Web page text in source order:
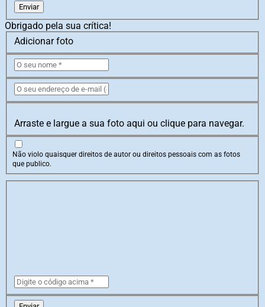
Enviar
Obrigado pela sua crítica!
Adicionar foto
Arraste e largue a sua foto aqui ou clique para navegar.
Não violo quaisquer direitos de autor ou direitos pessoais com as fotos
que publico.